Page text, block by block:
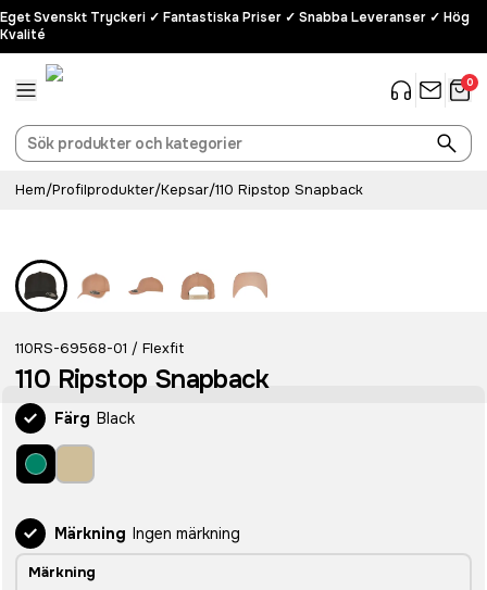
Eget Svenskt Tryckeri ✓ Fantastiska Priser ✓ Snabba Leveranser ✓ Hög
Kvalité
0
Hem/Profilprodukter/Kepsar/110 Ripstop Snapback
110RS-69568-01 / Flexfit
110 Ripstop Snapback
Färg Black
Märkning Ingen märkning
Märkning